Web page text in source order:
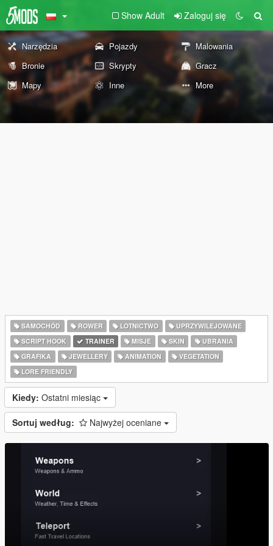
Show Adult Zaloguj się
Narzędzia Pojazdy
Malowania
Bronie
Skrypty
Gracz
Mapy
Inne More
SAMOCHÓD ROWER LOTNICTWO
UPRZYWILEJOWANE
SCRIPT HOOK
TRAINER MISJE SKIN
UBRANIA
GRAFIKA
JEWELLERY ANIMATION
VEGETATION
LORE FRIENDLY
Kiedy: Ostatni miesiąc
Sortuj według: Najwyżej oceniane